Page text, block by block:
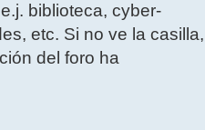
biblioteca, cyber-
etc. Si no ve la casilla,
del foro ha